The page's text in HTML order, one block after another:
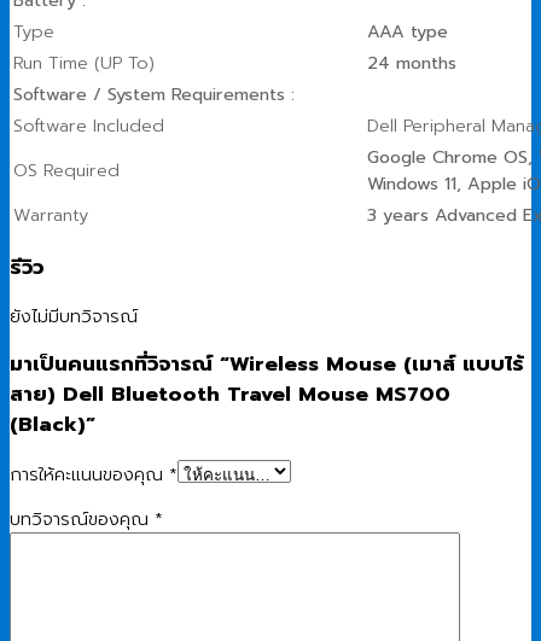
Type
AAA type
Run Time (UP To)
24 months
Software / System Requirements :
Software Included
Dell Peripheral
OS Required
Google Chrome
Windows 11, Apple
Warranty
3 years Advanced
รีวิว
ยังไม่มีบทวิจารณ์
มาเป็นคนแรกที่วิจารณ์ “Wireless Mouse (เมาส์ แบบไร้
สาย) Dell Bluetooth Travel Mouse MS700
(Black)”
การให้คะแนนของคุณ *
บทวิจารณ์ของคุณ *